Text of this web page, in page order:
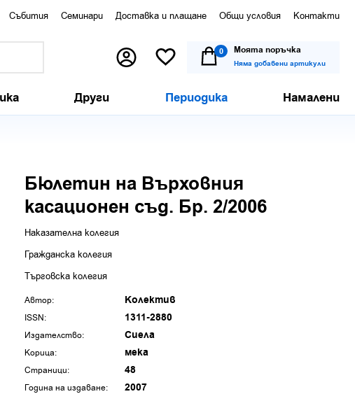
Събития Семинари Доставка и плащане Общи условия Контакти
0 Моята поръчка
Няма добавени артикули
Други Периодика Намалени
Бюлетин на Върховния
касационен съд. Бр. 2/2006
Наказателна колегия
Гражданска колегия
Търговска колегия
Автор: Колектив
ISSN: 1311-2880
Издателство: Сиела
Корица: мека
Страници: 48
Година на издаване: 2007